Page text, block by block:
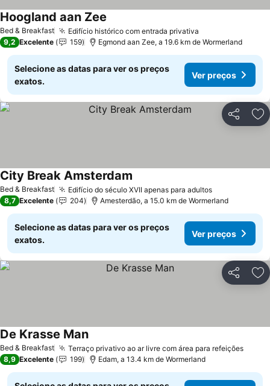
Bed & Breakfast Edifício histórico com entrada privativa
Hoogland aan Zee
9,2 Excelente 159 Egmond aan Zee, a 19.6 km de Wormerland
Selecione as datas para ver os preços
exatos.
Ver preços
Partilhar
Bed & Breakfast Edifício do século XVII apenas para adultosVer preços
City Break Amsterdam
8,7 Excelente 204 Amesterdão, a 15.0 km de Wormerland
Selecione as datas para ver os preços
exatos.
Ver preços
Partilhar
Bed & Breakfast Terraço privativo ao ar livre com área para refeiçõesVer
De Krasse ManVer preços
8,9 Excelente 199 Edam, a 13.4 km de Wormerland